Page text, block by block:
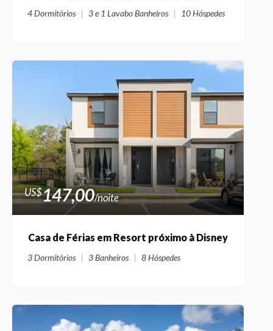
4Dormitórios 3 e 1 LavaboBanheiros 10Hóspedes
US$147,00/noite
Casa de Férias em Resort próximo à Disney
3Dormitórios 3Banheiros 8Hóspedes